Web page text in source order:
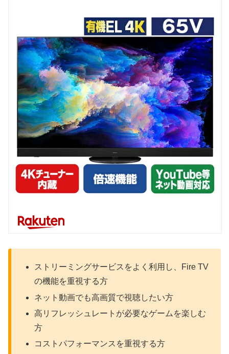
ストリーミングサービスをよく利用し、Fire TV
の機能を重視する方
ネット動画でも高画質で視聴したい方
高リフレッシュレートが必要なゲームを楽しむ
方
コストパフォーマンスを重視する方